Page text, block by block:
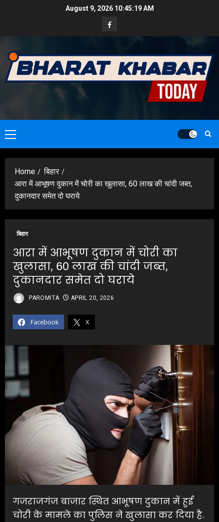
August 9, 2026 10:45:20 AM
Facebook
Primary
Menu
Home
बिहार
आरा में आभूषण दुकान में चोरी का खुलासा, 60 लाख की चांदी जब्त,
दुकानदार समेत दो घराये
बिहार
आरा में आभूषण दुकान में चोरी का
खुलासा, 60 लाख की चांदी जब्त,
दुकानदार समेत दो घराये
Facebook X
PAROMITA APRIL 20, 2026
गजराजगंज बाजार स्थित आभूषण दुकान में हुई
चोरी के मामले का पुलिस ने खुलासा कर दिया है.